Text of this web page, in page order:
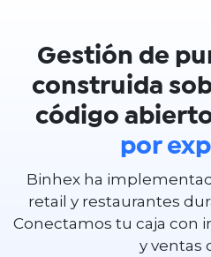
Gestión de
construida
código
por
Binhex ha
retail y restaurantes
Conectamos tu caja con
y ventas